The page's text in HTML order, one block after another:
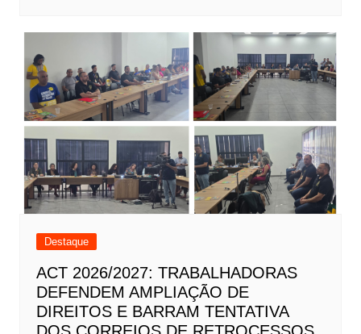
Destaque
ACT 2026/2027: TRABALHADORAS
DEFENDEM AMPLIAÇÃO DE
DIREITOS E BARRAM TENTATIVA